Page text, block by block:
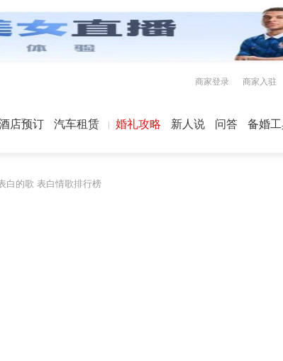
商家登录 商家入驻
店预订 汽车租赁 婚礼攻略 新人说 问答 备婚
白的歌 表白情歌排行榜